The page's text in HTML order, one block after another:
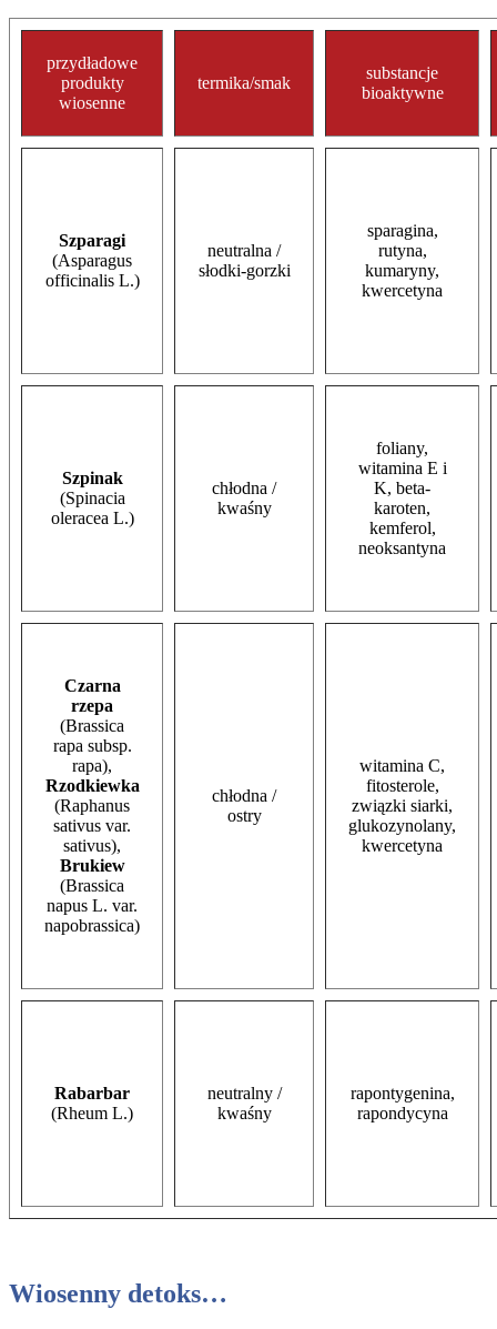
przydładowe
produkty
wiosenne
termika/smak
substancje
bioaktywne
Szparagi
(Asparagus
officinalis L.)
neutralna /
słodki-gorzki
sparagina,
rutyna,
kumaryny,
kwercetyna
Szpinak
(Spinacia
oleracea L.)
chłodna /
kwaśny
foliany,
witamina E i
K, beta-
karoten,
kemferol,
neoksantyna
Czarna
rzepa
(Brassica
rapa subsp.
rapa),
Rzodkiewka
(Raphanus
sativus var.
sativus),
Brukiew
(Brassica
napus L. var.
napobrassica)
chłodna /
ostry
witamina C,
fitosterole,
związki siarki,
glukozynolany,
kwercetyna
Rabarbar
(Rheum L.)
neutralny /
kwaśny
rapontygenina,
rapondycyna
Wiosenny detoks…